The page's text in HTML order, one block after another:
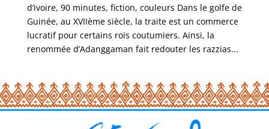
d’ivoire, 90 minutes, fiction, couleurs Dans le golfe de
Guinée, au XVIIème siècle, la traite est un commerce
lucratif pour certains rois coutumiers. Ainsi, la
renommée d’Adanggaman fait redouter les razzias...